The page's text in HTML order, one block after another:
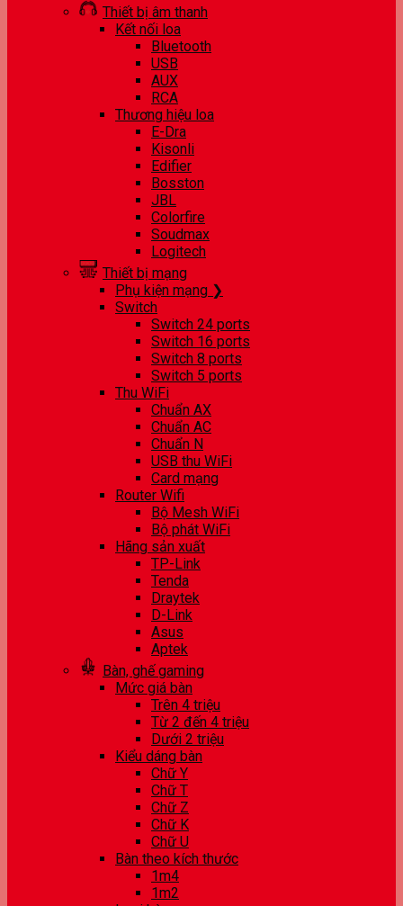
Thiết bị âm thanh
Kết nối loa
Bluetooth
USB
AUX
RCA
Thương hiệu loa
E-Dra
Kisonli
Edifier
Bosston
JBL
Colorfire
Soudmax
Logitech
Thiết bị mạng
Phụ kiện mạng ❯
Switch
Switch 24 ports
Switch 16 ports
Switch 8 ports
Switch 5 ports
Thu WiFi
Chuẩn AX
Chuẩn AC
Chuẩn N
USB thu WiFi
Card mạng
Router Wifi
Bộ Mesh WiFi
Bộ phát WiFi
Hãng sản xuất
TP-Link
Tenda
Draytek
D-Link
Asus
Aptek
Bàn, ghế gaming
Mức giá bàn
Trên 4 triệu
Từ 2 đến 4 triệu
Dưới 2 triệu
Kiểu dáng bàn
Chữ Y
Chữ T
Chữ Z
Chữ K
Chữ U
Bàn theo kích thước
1m4
1m2